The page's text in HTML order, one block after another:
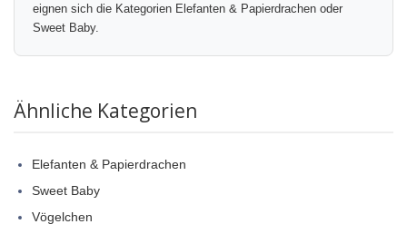
eignen sich die Kategorien Elefanten & Papierdrachen oder
Sweet Baby.
Ähnliche Kategorien
Elefanten & Papierdrachen
Sweet Baby
Vögelchen